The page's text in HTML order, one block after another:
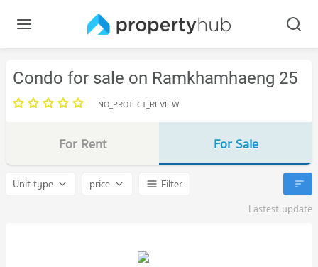
Condo for sale on Ramkhamhaeng 25
NO_PROJECT_REVIEW
For Rent For Sale
Unit type price
Filter
Lastest update